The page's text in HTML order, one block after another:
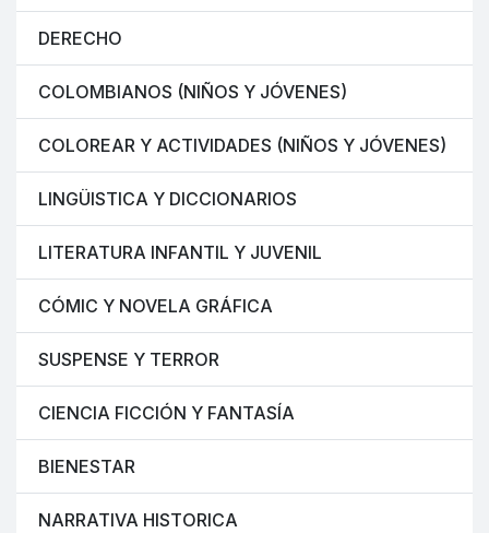
DERECHO
COLOMBIANOS (NIÑOS Y JÓVENES)
COLOREAR Y ACTIVIDADES (NIÑOS Y JÓVENES)
LINGÜISTICA Y DICCIONARIOS
LITERATURA INFANTIL Y JUVENIL
CÓMIC Y NOVELA GRÁFICA
SUSPENSE Y TERROR
CIENCIA FICCIÓN Y FANTASÍA
BIENESTAR
NARRATIVA HISTORICA